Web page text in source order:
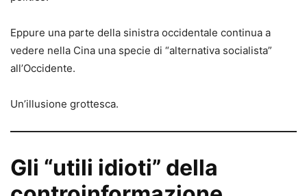
Eppure una parte della sinistra occidentale continua a
vedere nella Cina una specie di “alternativa socialista”
all’Occidente.
Un’illusione grottesca.
Gli “utili idioti” della